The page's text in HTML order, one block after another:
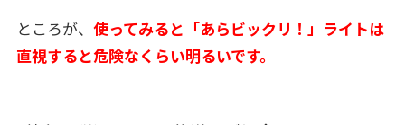
ところが、 使ってみると「あらビックリ！」ライトは
直視すると危険なくらい明るいです。